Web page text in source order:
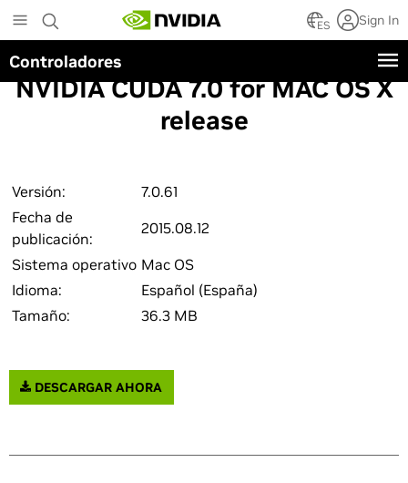
to
main
content
ES Sign In
Controladores
NVIDIA CUDA 7.0 for MAC OS X
release
Versión:
7.0.61
Fecha de
publicación:
2015.08.12
Sistema operativo Mac OS
Idioma:
Español (España)
Tamaño:
36.3 MB
DESCARGAR AHORA